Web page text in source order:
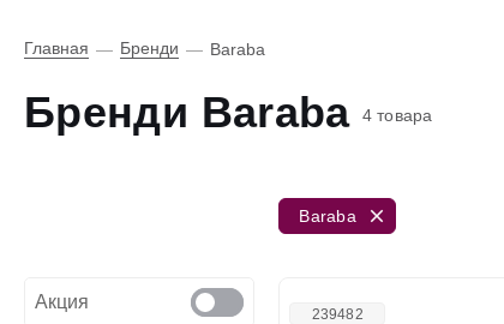
Главная — Бренди — Baraba
Бренди Baraba 4 товара
Акция
Baraba
239482